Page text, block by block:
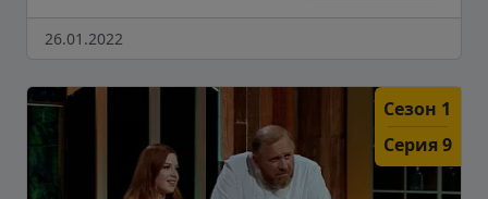
26.01.2022
Сезон 1
Серия 9